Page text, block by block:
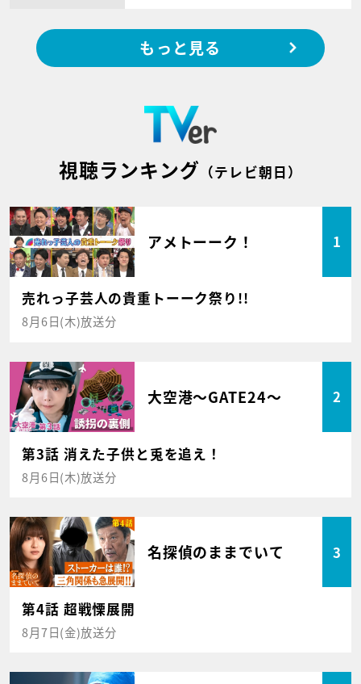
もっと見る
視聴ランキング （テレビ朝日）
アメトーーク！ 1
売れっ子芸人の貴重トーーク祭り!!
8月6日(木)放送分
大空港～GATE24～ 2
第3話 消えた子供と兎を追え！
8月6日(木)放送分
名探偵のままでいて 3
第4話 超戦慄展開
8月7日(金)放送分